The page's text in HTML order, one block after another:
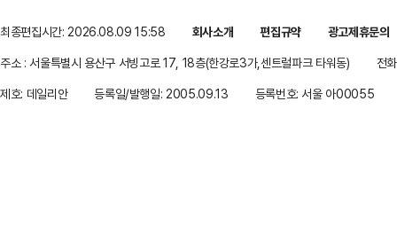
최종편집시간: 2026.08.09 15:58 회사소개 편집규약
광고제휴문의
주소 : 서울특별시 용산구 서빙고로 17, 18층(한강로3가,센트럴파크 타워동)
전
제호: 데일리안
등록일/발행일: 2005.09.13 등록번호: 서울 아00055